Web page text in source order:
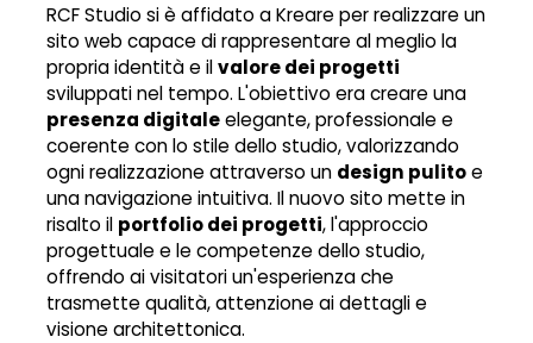
RCF Studio si è affidato a Kreare per realizzare un
sito web capace di rappresentare al meglio la
propria identità e ilvalore dei progetti
sviluppati nel tempo. L'obiettivo era creare una
presenza digitaleelegante, professionale e
coerente con lo stile dello studio, valorizzando
ogni realizzazione attraverso un design pulitoe
una navigazione intuitiva. Il nuovo sito mette in
risalto il portfolio dei progetti, l'approccio
progettuale e le competenze dello studio,
offrendo ai visitatori un'esperienza che
trasmette qualità, attenzione ai dettagli e
visione architettonica.